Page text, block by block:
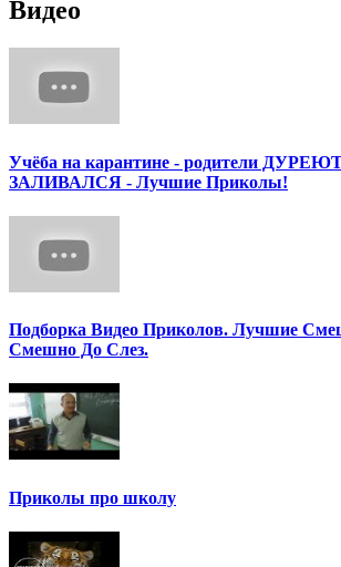
Видео
Учёба на карантине - родители
ЗАЛИВАЛСЯ - Лучшие Приколы!
Подборка Видео Приколов. Лучшие
Смешно До Слез.
Приколы про школу